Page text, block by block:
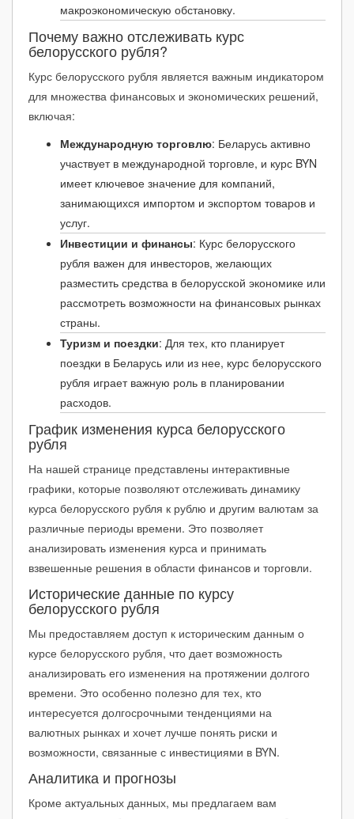
ноябрь 2020
-0.17₽ ↓ -0.57%
29.86₽
октябрь 2020
+1.03₽ ↑ +3.55%
сентябрь 2020
-0.51₽ ↓ -1.73%
29.00₽
август 2020
-0.04₽
29.51₽
июнь 2020
-0.92₽ ↓ -3.06%
29.06₽
↓ -0.63%
апрель 2020
+1.32₽ ↑ +4.53%
30.50₽
февраль 2020
-0.01₽ ↓ -0.02%
29.17₽
январь 2020
0₽ 0% 29.18₽
макроэкономическую обстановку.
Почему важно отслеживать курс
белорусского рубля?
Курс белорусского рубля является важным индикатором
для множества финансовых и экономических решений,
включая:
Международную торговлю: Беларусь активно
участвует в международной торговле, и курс BYN
имеет ключевое значение для компаний,
занимающихся импортом и экспортом товаров и
услуг.
Инвестиции и финансы: Курс белорусского
рубля важен для инвесторов, желающих
разместить средства в белорусской экономике или
рассмотреть возможности на финансовых рынках
страны.
Туризм и поездки: Для тех, кто планирует
поездки в Беларусь или из нее, курс белорусского
рубля играет важную роль в планировании
расходов.
График изменения курса белорусского
рубля
На нашей странице представлены интерактивные
графики, которые позволяют отслеживать динамику
курса белорусского рубля к рублю и другим валютам за
различные периоды времени. Это позволяет
анализировать изменения курса и принимать
взвешенные решения в области финансов и торговли.
Исторические данные по курсу
белорусского рубля
Мы предоставляем доступ к историческим данным о
курсе белорусского рубля, что дает возможность
анализировать его изменения на протяжении долгого
времени. Это особенно полезно для тех, кто
интересуется долгосрочными тенденциями на
валютных рынках и хочет лучше понять риски и
возможности, связанные с инвестициями в BYN.
Аналитика и прогнозы
Кроме актуальных данных, мы предлагаем вам